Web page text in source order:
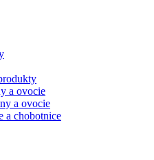
a ovocie
a ovocie
a chobotnice